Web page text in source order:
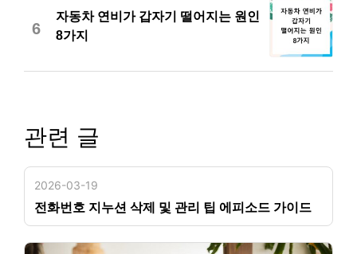
6
자동차 연비가 갑자기 떨어지는 원인
8가지
관련 글
2026-03-19
전화번호 지누션 삭제 및 관리 팁 에피소드 가이드